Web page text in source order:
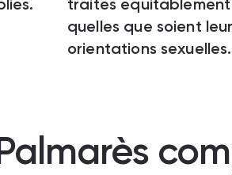
traités équitablement
quelles que soient
orientations sexuelles.